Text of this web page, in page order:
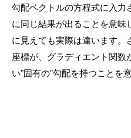
勾配ベクトルの方程式に入力
に同じ結果が出ることを意味
に見えても実際は違います
座標が、グラディエント関
い”固有の”勾配を持つことを